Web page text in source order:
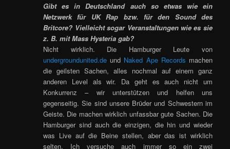
Gibt es in Deutschland auch so etwas wie ein
Netzwerk für UK Rap bzw. für den Sound des
Britcore? Vielleicht sogar Veranstaltungen wie es sie
z. B. mit Mass Hysteria gab?
Nicht wirklich. Die Hamburger Leute von
undergroundunited.de und Naked Ape Records machen
die geilsten Sachen, alles nochmal auf einem ganz
anderen Level als wir. Da geht es auch nicht um
Konkurrenz – wir unterstützen und helfen uns
gegenseitig. Sie sind unsere Brüder und Schwestern im
Geiste. Die machen wirklich unfassbar gute Sachen. Die
Hamburger sind auch die einzigen, die hin und wieder
was Live auf die Beine stellen, aber das ist wirklich
selten. Ich versuche auch immer so ein zwei